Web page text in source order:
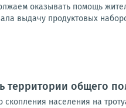
оказывать помощь
выдачу продуктовых
территории общего
населения на